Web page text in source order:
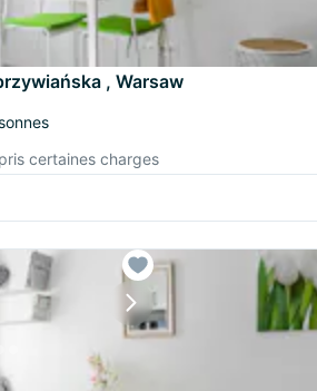
, Warsaw
certaines charges